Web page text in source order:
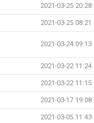
2021-03-25 20:28
2021-03-25 08:21
2021-03-24 09:13
2021-03-22 11:24
2021-03-22 11:15
2021-03-17 19:08
2021-03-05 11:43